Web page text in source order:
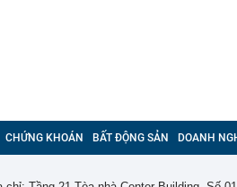
CHỨNG KHOÁN BẤT ĐỘNG SẢN DOANH